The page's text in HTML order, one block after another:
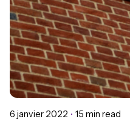
6 janvier 2022 15 min read